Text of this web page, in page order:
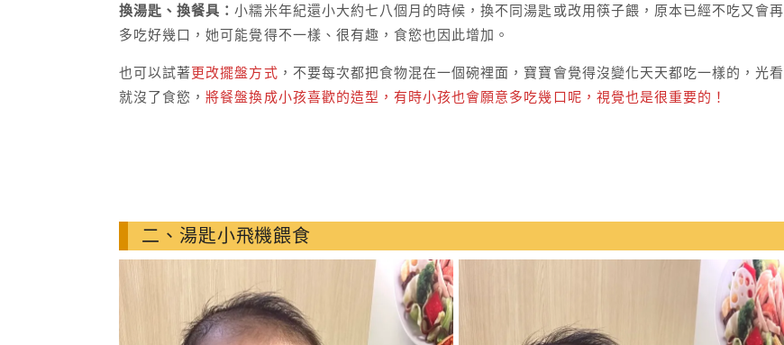
換湯匙、換餐具：小糯米年紀還小大約七八個月的時候，換不同湯匙或改用筷子餵，原本已經不吃又會再
多吃好幾口，她可能覺得不一樣、很有趣，食慾也因此增加。
也可以試著更改擺盤方式 ，不要每次都把食物混在一個碗裡面，寶寶會覺得沒變化天天都吃一樣的，光看
就沒了食慾，將餐盤換成小孩喜歡的造型，有時小孩也會願意多吃幾口呢，視覺也是很重要的！
二、湯匙小飛機餵食